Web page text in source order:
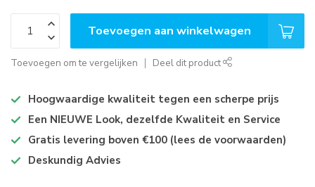
Toevoegen aan winkelwagen
Toevoegen om te vergelijken Deel dit product
Hoogwaardige kwaliteit tegen een scherpe prijs
Een NIEUWE Look, dezelfde Kwaliteit en Service
Gratis levering boven €100 (lees de voorwaarden)
Deskundig Advies